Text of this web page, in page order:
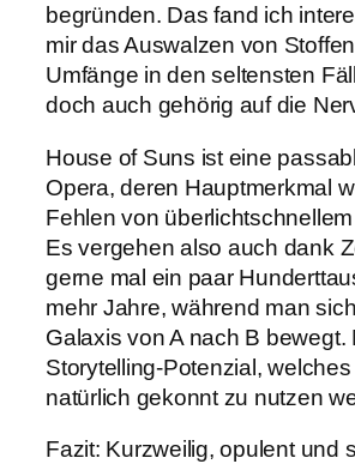
begründen. Das fand ich
mir das Auswalzen von
Umfänge in den seltensten
doch auch gehörig auf die
House of Suns ist eine
Opera, deren Hauptmerkmal
Fehlen von
Es vergehen also auch dank
gerne mal ein paar
mehr Jahre, während man
Galaxis von A nach B bewegt.
Storytelling-Potenzial,
natürlich gekonnt zu nutzen
Fazit: Kurzweilig, opulent und